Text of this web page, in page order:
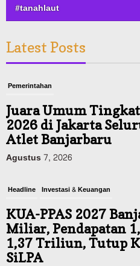
#tanahlaut
Latest Posts
Pemerintahan
Juara Umum
2026 di Jakarta
Atlet Banjarbaru
Agustus 7, 2026
Headline Investasi & Keuangan
KUA-PPAS 2027
Miliar, Pendapatan
1,37 Triliun, Tutup
SiLPA